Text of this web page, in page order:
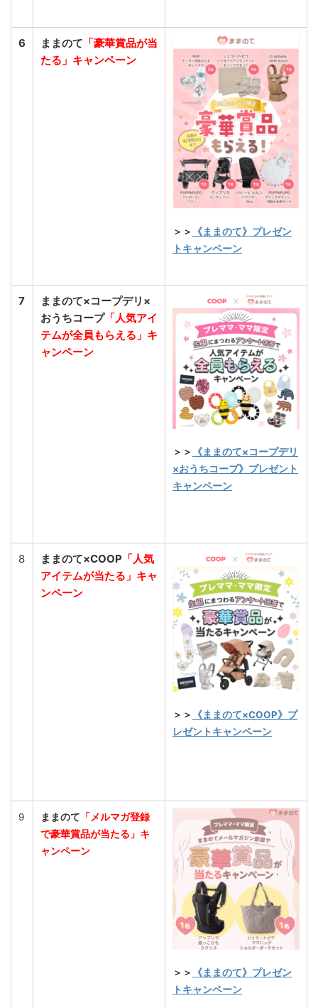
6 ままのて 「豪華賞品が当
たる」キャンペーン
＞＞
《ままのて》プレゼン
トキャンペーン
7
ままのて×コープデリ×
おうちコープ「人気アイ
テムが全員もらえる」キ
ャンペーン
＞＞
《ままのて×コープデリ
×おうちコープ》プレゼント
キャンペーン
8 ままのて×COOP 「人気
アイテムが当たる」キャ
ンペーン
＞＞
《ままのて×COOP》プ
レゼントキャンペーン
9 ままのて 「メルマガ登録
で豪華賞品が当たる」キ
ャンペーン
＞＞
《ままのて》プレゼン
トキャンペーン